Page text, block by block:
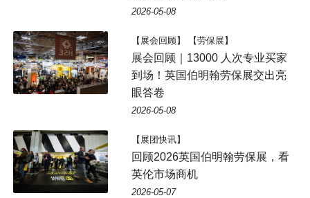
2026-05-08
【展会回顾】 【劳保展】
展会回顾｜13000 人次专业买家
到场！英国伯明翰劳保展交出亮
眼答卷
2026-05-08
【展团快讯】
回顾2026英国伯明翰劳保展，看
英伦市场商机
2026-05-07